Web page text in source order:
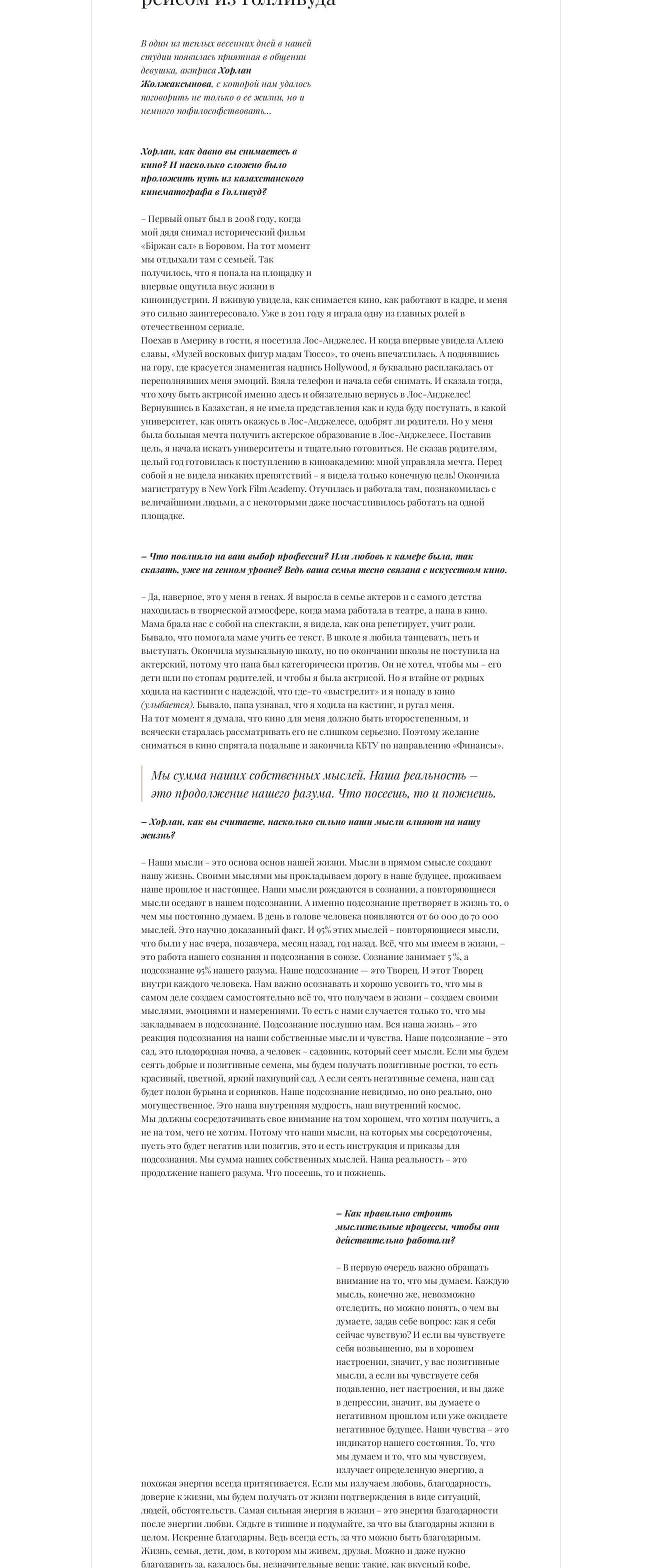
В один из теплых весенних дней в нашей
студии появилась приятная в общении
девушка, актриса Хорлан
Жолжаксынова, с которой нам удалось
поговорить не только о ее жизни, но и
немного пофилософствовать…
Хорлан, как давно вы снимаетесь в
кино? И насколько сложно было
проложить путь из казахстанского
кинематографа в Голливуд?
– Первый опыт был в 2008 году, когда
мой дядя снимал исторический фильм
«Біржан сал» в Боровом. На тот момент
мы отдыхали там с семьей. Так
получилось, что я попала на площадку и
впервые ощутила вкус жизни в
киноиндустрии. Я вживую увидела, как снимается кино, как работают в кадре, и меня
это сильно заинтересовало. Уже в 2011 году я играла одну из главных ролей в
отечественном сериале.
Поехав в Америку в гости, я посетила Лос-Анджелес. И когда впервые увидела Аллею
славы, «Музей восковых фигур мадам Тюссо», то очень впечатлилась. А поднявшись
на гору, где красуется знаменитая надпись Hollywood, я буквально расплакалась от
переполнявших меня эмоций. Взяла телефон и начала себя снимать. И сказала тогда,
что хочу быть актрисой именно здесь и обязательно вернусь в Лос-Анджелес!
Вернувшись в Казахстан, я не имела представления как и куда буду поступать, в какой
университет, как опять окажусь в Лос-Анджелесе, одобрят ли родители. Но у меня
была большая мечта получить актерское образование в Лос-Анджелесе. Поставив
цель, я начала искать университеты и тщательно готовиться. Не сказав родителям,
целый год готовилась к поступлению в киноакадемию: мной управляла мечта. Перед
собой я не видела никаких препятствий – я видела только конечную цель! Окончила
магистратуру в New York Film Academy. Отучилась и работала там, познакомилась с
величайшими людьми, а с некоторыми даже посчастливилось работать на одной
площадке.
– Что повлияло на ваш выбор профессии? Или любовь к камере была, так
сказать, уже на генном уровне? Ведь ваша семья тесно связана с искусством кино.
– Да, наверное, это у меня в генах. Я выросла в семье актеров и с самого детства
находилась в творческой атмосфере, когда мама работала в театре, а папа в кино.
Мама брала нас с собой на спектакли, я видела, как она репетирует, учит роли.
Бывало, что помогала маме учить ее текст. В школе я любила танцевать, петь и
выступать. Окончила музыкальную школу, но по окончании школы не поступила на
актерский, потому что папа был категорически против. Он не хотел, чтобы мы – его
дети шли по стопам родителей, и чтобы я была актрисой. Но я втайне от родных
ходила на кастинги с надеждой, что где-то «выстрелит» и я попаду в кино
(улыбается). Бывало, папа узнавал, что я ходила на кастинг, и ругал меня.
На тот момент я думала, что кино для меня должно быть второстепенным, и
всячески старалась рассматривать его не слишком серьезно. Поэтому желание
сниматься в кино спрятала подальше и закончила КБТУ по направлению «Финансы».
Мы сумма наших собственных мыслей. Наша реальность –
это продолжение нашего разума. Что посеешь, то и пожнешь.
– Хорлан, как вы считаете, насколько сильно наши мысли влияют на нашу
жизнь?
– Наши мысли – это основа основ нашей жизни. Мысли в прямом смысле создают
нашу жизнь. Своими мыслями мы прокладываем дорогу в наше будущее, проживаем
наше прошлое и настоящее. Наши мысли рождаются в сознании, а повторяющиеся
мысли оседают в нашем подсознании. А именно подсознание претворяет в жизнь то, о
чем мы постоянно думаем. В день в голове человека появляются от 60 000 до 70 000
мыслей. Это научно доказанный факт. И 95% этих мыслей – повторяющиеся мысли,
что были у нас вчера, позавчера, месяц назад, год назад. Всё, что мы имеем в жизни, –
это работа нашего сознания и подсознания в союзе. Сознание занимает 5 %, а
подсознание 95% нашего разума. Наше подсознание — это Творец. И этот Творец
внутри каждого человека. Нам важно осознавать и хорошо усвоить то, что мы в
самом деле создаем самостоятельно всё то, что получаем в жизни – создаем своими
мыслями, эмоциями и намерениями. То есть с нами случается только то, что мы
закладываем в подсознание. Подсознание послушно нам. Вся наша жизнь – это
реакция подсознания на наши собственные мысли и чувства. Наше подсознание – это
сад, это плодородная почва, а человек – садовник, который сеет мысли. Если мы будем
сеять добрые и позитивные семена, мы будем получать позитивные ростки, то есть
красивый, цветной, яркий пахнущий сад. А если сеять негативные семена, наш сад
будет полон бурьяна и сорняков. Наше подсознание невидимо, но оно реально, оно
могущественное. Это наша внутренняя мудрость, наш внутренний космос.
Мы должны сосредотачивать свое внимание на том хорошем, что хотим получить, а
не на том, чего не хотим. Потому что наши мысли, на которых мы сосредоточены,
пусть это будет негатив или позитив, это и есть инструкция и приказы для
подсознания. Мы сумма наших собственных мыслей. Наша реальность – это
продолжение нашего разума. Что посеешь, то и пожнешь.
– Как правильно строить
мыслительные процессы, чтобы они
действительно работали?
– В первую очередь важно обращать
внимание на то, что мы думаем. Каждую
мысль, конечно же, невозможно
отследить, но можно понять, о чем вы
думаете, задав себе вопрос: как я себя
сейчас чувствую? И если вы чувствуете
себя возвышенно, вы в хорошем
настроении, значит, у вас позитивные
мысли, а если вы чувствуете себя
подавленно, нет настроения, и вы даже
в депрессии, значит, вы думаете о
негативном прошлом или уже ожидаете
негативное будущее. Наши чувства – это
индикатор нашего состояния. То, что
мы думаем и то, что мы чувствуем,
излучает определенную энергию, а
похожая энергия всегда притягивается. Если мы излучаем любовь, благодарность,
доверие к жизни, мы будем получать от жизни подтверждения в виде ситуаций,
людей, обстоятельств. Самая сильная энергия в жизни – это энергия благодарности
после энергии любви. Сядьте в тишине и подумайте, за что вы благодарны жизни в
целом. Искренне благодарны. Ведь всегда есть, за что можно быть благодарным.
Жизнь, семья, дети, дом, в котором мы живем, друзья. Можно и даже нужно
благодарить за, казалось бы, незначительные вещи: такие, как вкусный кофе,